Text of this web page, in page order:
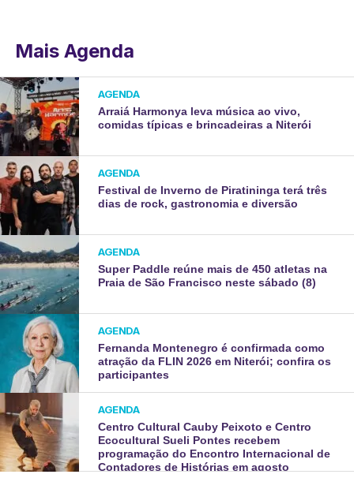
Mais Agenda
AGENDA
Arraiá Harmonya leva música ao vivo,
comidas típicas e brincadeiras a Niterói
AGENDA
Festival de Inverno de Piratininga terá três
dias de rock, gastronomia e diversão
AGENDA
Super Paddle reúne mais de 450 atletas na
Praia de São Francisco neste sábado (8)
AGENDA
Fernanda Montenegro é confirmada como
atração da FLIN 2026 em Niterói; confira os
participantes
AGENDA
Centro Cultural Cauby Peixoto e Centro
Ecocultural Sueli Pontes recebem
programação do Encontro Internacional de
Contadores de Histórias em agosto